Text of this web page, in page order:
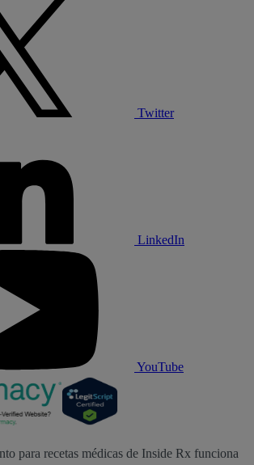
Twitter
LinkedIn
YouTube
para recetas médicas de Inside Rx funciona